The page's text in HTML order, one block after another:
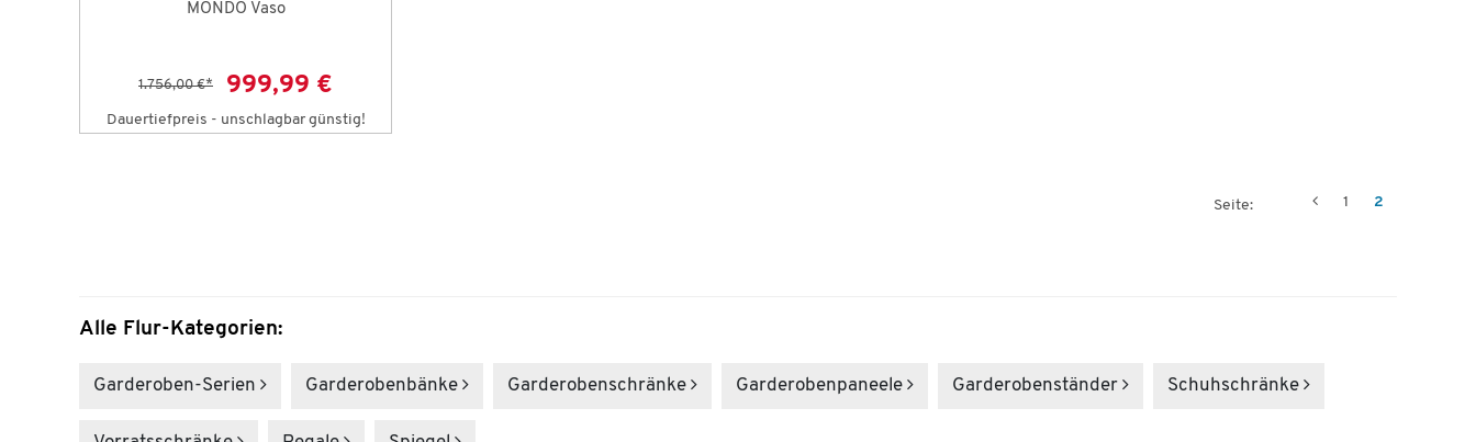
MONDO Vaso
1.756,00 €* 999,99 €
Dauertiefpreis - unschlagbar günstig!
Seite: 1 2
Alle Flur-Kategorien:
Garderoben-Serien Garderoben­bänke Garderoben­schränke Garderoben­paneele Garderoben­ständer Schuhschränke